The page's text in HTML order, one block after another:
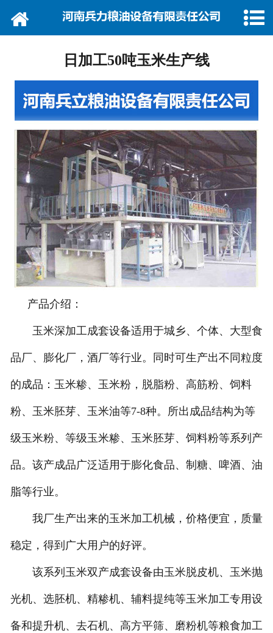
网站首页
新闻中心
厂房设备
资质荣誉
视频中心
联系我们
日加工50吨玉米生产线
产品介绍：
玉米深加工成套设备适用于城乡、个体、大型食
品厂、膨化厂，酒厂等行业。同时可生产出不同粒度
的成品：玉米糁、玉米粉，脱脂粉、高筋粉、饲料
粉、玉米胚芽、玉米油等7-8种。所出成品结构为等
级玉米粉、等级玉米糁、玉米胚芽、饲料粉等系列产
品。该产成品广泛适用于膨化食品、制糖、啤酒、油
脂等行业。
我厂生产出来的玉米加工机械，价格便宜，质量
稳定，得到广大用户的好评。
该系列玉米双产成套设备由玉米脱皮机、玉米抛
光机、选胚机、精糁机、辅料提纯等玉米加工专用设
备和提升机、去石机、高方平筛、磨粉机等粮食加工